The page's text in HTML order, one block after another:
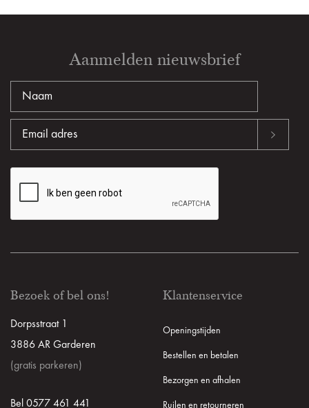
Aanmelden nieuwsbrief
Bezoek of bel ons!
Dorpsstraat 1
3886 AR Garderen
(gratis parkeren)
Bel 0577 461 441
Klantenservice
Openingstijden
Bestellen en betalen
Bezorgen en afhalen
Ruilen en retourneren